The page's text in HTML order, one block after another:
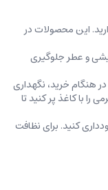
این محصولات در
و عطر جلوگیری
هنگام خرید، ‌نگهداری
با کاغذ پر کنید تا
کنید. برای نظافت